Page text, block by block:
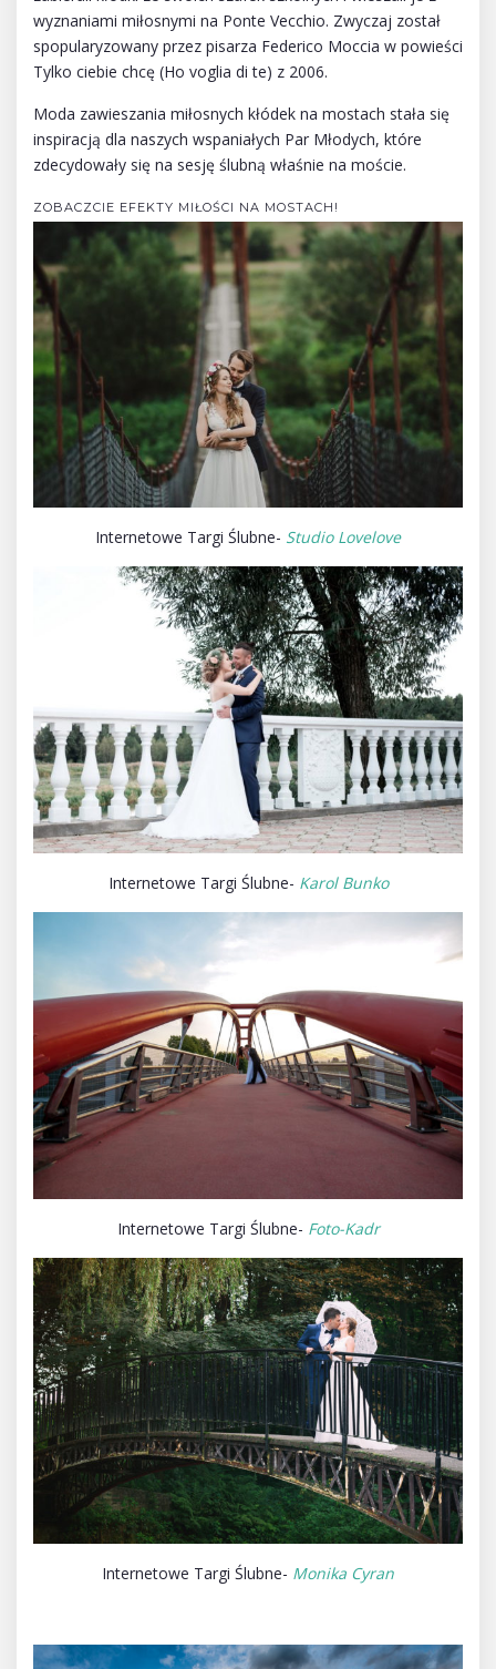
wyznaniami miłosnymi na Ponte Vecchio. Zwyczaj został
spopularyzowany przez pisarza Federico Moccia w powieści
Tylko ciebie chcę (Ho voglia di te) z 2006.
Moda zawieszania miłosnych kłódek na mostach stała się
inspiracją dla naszych wspaniałych Par Młodych, które
zdecydowały się na sesję ślubną właśnie na moście.
ZOBACZCIE EFEKTY MIŁOŚCI NA MOSTACH!
Internetowe Targi Ślubne- Studio Lovelove
Internetowe Targi Ślubne- Karol Bunko
Internetowe Targi Ślubne- Foto-Kadr
Internetowe Targi Ślubne- Monika Cyran